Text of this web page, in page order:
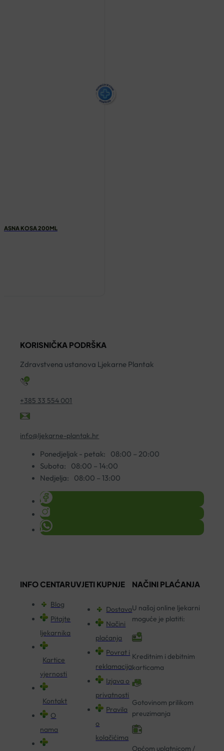
KOSA 200ML
KORISNIČKA PODRŠKA
Zdravstvena ustanova Ljekarne Plantak
+385 33 554 001
info@ljekarne-plantak.hr
Ponedjeljak - petak:
08:00 – 20:00
Subota:
08:00 – 14:00
Nedjelja:
08:00 – 13:00
INFO CENTAR
Blog
Pitajte
ljekarnika
Kartice
vjernosti
Kontakt
O
nama
UVJETI KUPNJE
Dostava
Načini
plaćanja
Povrat i
reklamacija
Izjava o
privatnosti
Pravila
o
kolačićima
NAČINI PLAĆANJA
U našoj online ljekarni
moguće je platiti:
Kreditnim i debitnim
karticama
Gotovinom prilikom
preuzimanja
Općom uplatnicom /